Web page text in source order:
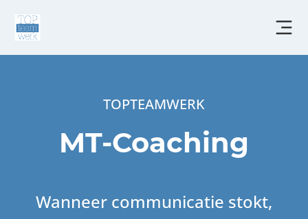
Overslaan
en
naar
TOPTEAMWERK
MT-Coaching
Wanneer communicatie stokt,